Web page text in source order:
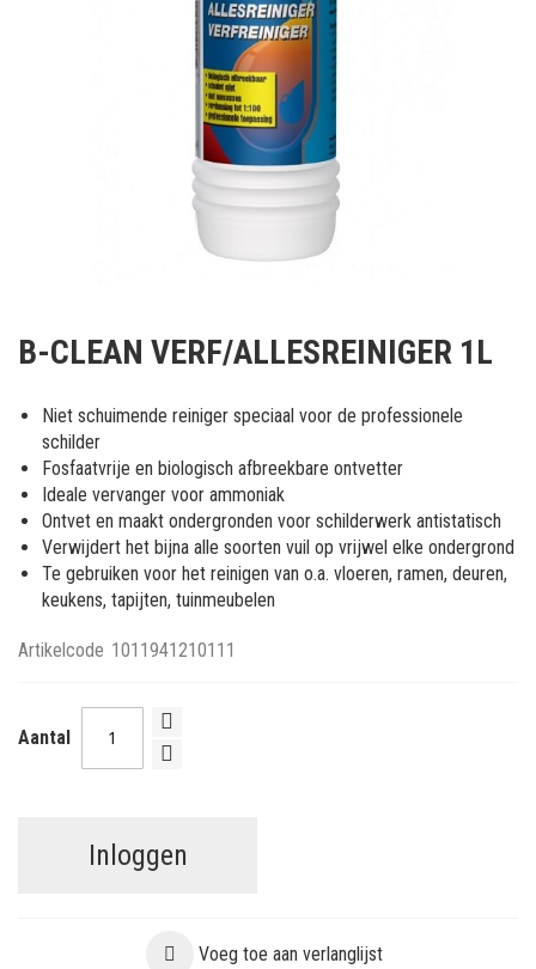
het
van
afbeeldingen-
gallerij
B-CLEAN VERF/ALLESREINIGER 1L
Niet schuimende reiniger speciaal voor de professionele
schilder
Fosfaatvrije en biologisch afbreekbare ontvetter
Ideale vervanger voor ammoniak
Ontvet en maakt ondergronden voor schilderwerk antistatisch
Verwijdert het bijna alle soorten vuil op vrijwel elke ondergrond
Te gebruiken voor het reinigen van o.a. vloeren, ramen, deuren,
keukens, tapijten, tuinmeubelen
Artikelcode 1011941210111
Aantal
Inloggen
Voeg toe aan verlanglijst